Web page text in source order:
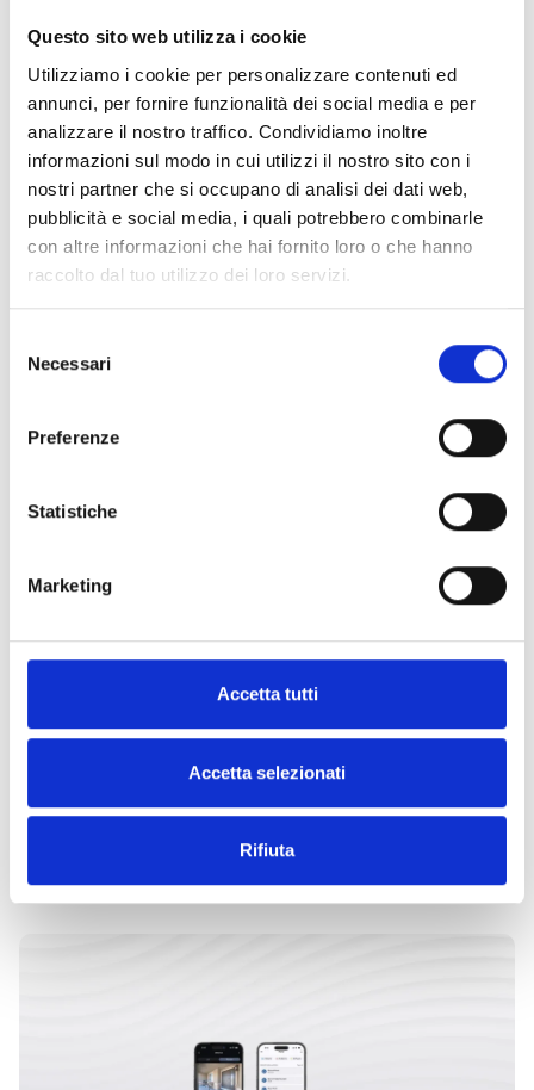
Questo sito web utilizza i cookie
Utilizziamo i cookie per personalizzare contenuti ed
annunci, per fornire funzionalità dei social media e per
analizzare il nostro traffico. Condividiamo inoltre
informazioni sul modo in cui utilizzi il nostro sito con i
nostri partner che si occupano di analisi dei dati web,
pubblicità e social media, i quali potrebbero combinarle
con altre informazioni che hai fornito loro o che hanno
raccolto dal tuo utilizzo dei loro servizi.
delNecessari
Preferenze
Statistiche
Marketing
Accetta tutti
Accetta selezionati
Rifiuta
Mandos remotos Air2
¿Te interesa este producto?
Solicita
información
Encuentra
distribuidor
ENCUÉNTRALO
AHORA
EXPLORA LAS DEMÁS